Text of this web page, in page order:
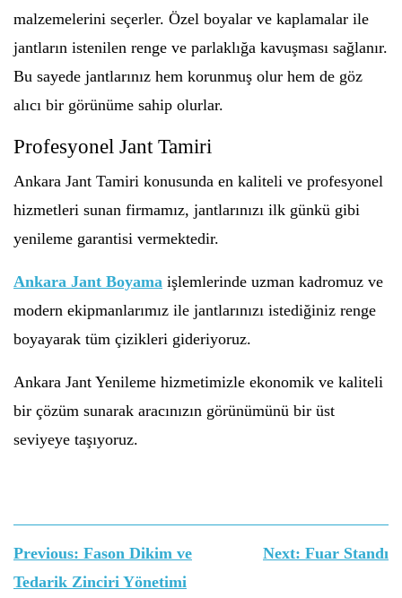
malzemelerini seçerler. Özel boyalar ve kaplamalar ile
jantların istenilen renge ve parlaklığa kavuşması sağlanır.
Bu sayede jantlarınız hem korunmuş olur hem de göz
alıcı bir görünüme sahip olurlar.
Profesyonel Jant Tamiri
Ankara Jant Tamiri konusunda en kaliteli ve profesyonel
hizmetleri sunan firmamız, jantlarınızı ilk günkü gibi
yenileme garantisi vermektedir.
Ankara Jant Boyama işlemlerinde uzman kadromuz ve
modern ekipmanlarımız ile jantlarınızı istediğiniz renge
boyayarak tüm çizikleri gideriyoruz.
Ankara Jant Yenileme hizmetimizle ekonomik ve kaliteli
bir çözüm sunarak aracınızın görünümünü bir üst
seviyeye taşıyoruz.
Yazı
gezinmesi
Previous: Fason Dikim ve
Tedarik Zinciri Yönetimi
Next: Fuar Standı